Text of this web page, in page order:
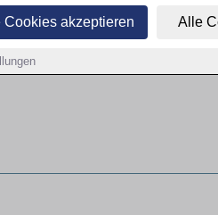
Cookies akzeptieren Alle
(m/w/d) sind